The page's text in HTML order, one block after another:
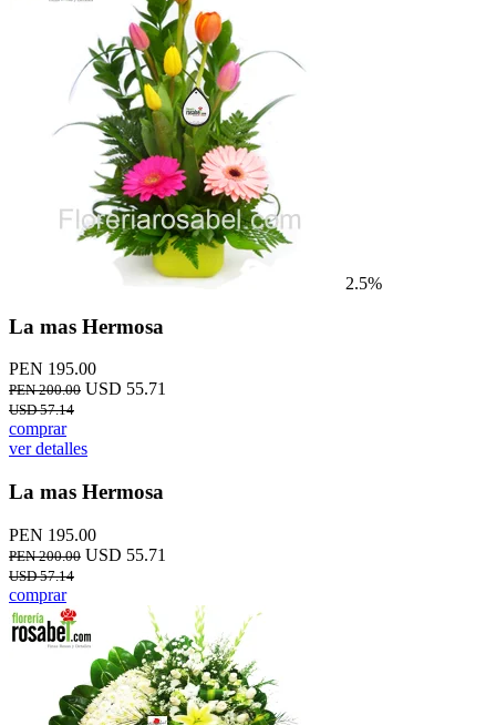
2.5%
La mas Hermosa
PEN 195.00
PEN 200.00 USD 55.71
USD 57.14
comprar
ver detalles
La mas Hermosa
PEN 195.00
PEN 200.00 USD 55.71
USD 57.14
comprar